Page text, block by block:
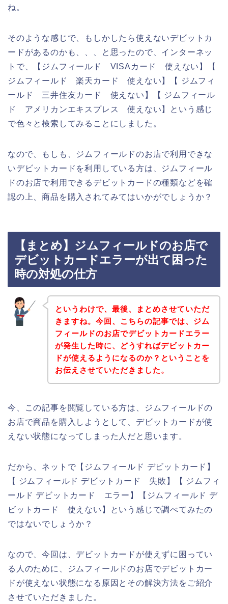
ね。
そのような感じで、もしかしたら使えないデビットカ
ードがあるのかも、、、と思ったので、インターネッ
トで、【ジムフィールド VISAカード 使えない】【
ジムフィールド 楽天カード 使えない】【 ジムフィ
ールド 三井住友カード 使えない】【 ジムフィール
ド アメリカンエキスプレス 使えない】という感じ
で色々と検索してみることにしました。
なので、もしも、ジムフィールドのお店で利用できな
いデビットカードを利用している方は、ジムフィール
ドのお店で利用できるデビットカードの種類などを確
認の上、商品を購入されてみてはいかがでしょうか？
【まとめ】ジムフィールドのお店で
デビットカードエラーが出て困った
時の対処の仕方
というわけで、最後、まとめさせていただ
きますね。今回、こちらの記事では、ジム
フィールドのお店でデビットカードエラー
が発生した時に、どうすればデビットカー
ドが使えるようになるのか？ということを
お伝えさせていただきました。
今、この記事を閲覧している方は、ジムフィールドの
お店で商品を購入しようとして、デビットカードが使
えない状態になってしまった人だと思います。
だから、ネットで【ジムフィールド デビットカード】
【 ジムフィールド デビットカード 失敗】【 ジムフィ
ールド デビットカード エラー】【ジムフィールド デ
ビットカード 使えない】という感じで調べてみたの
ではないでしょうか？
なので、今回は、デビットカードが使えずに困ってい
る人のために、ジムフィールドのお店でデビットカー
ドが使えない状態になる原因とその解決方法をご紹介
させていただきました。